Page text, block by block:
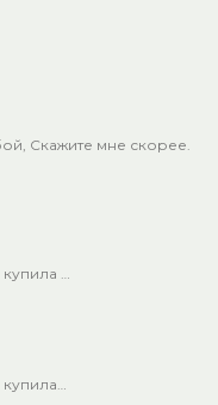
Скажите мне скорее.
…